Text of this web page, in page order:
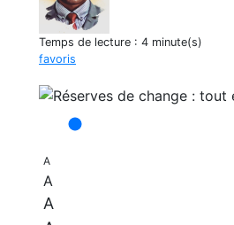
Temps de lecture : 4 minute(s)
favoris
A
A
A